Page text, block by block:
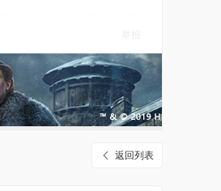
返回列表